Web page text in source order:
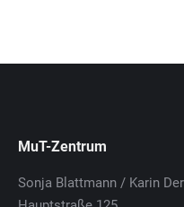
MuT-Zentrum
Sonja Blattmann / Karin